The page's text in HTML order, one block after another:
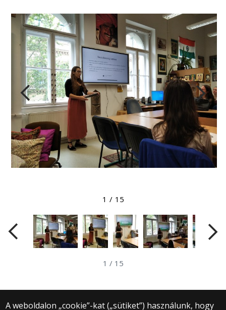
1 / 15
1 / 15
A weboldalon „cookie”-kat („sütiket”) használunk, hogy